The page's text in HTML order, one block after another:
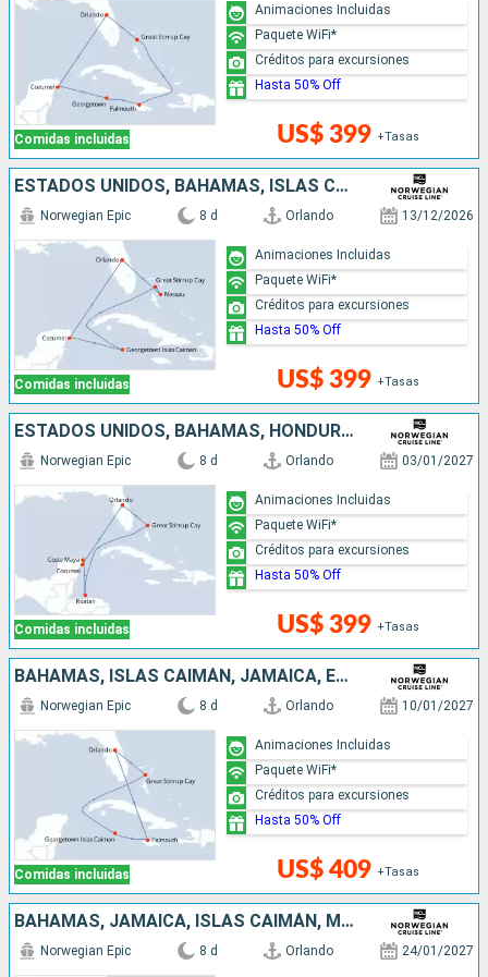
Comidas incluidas US$ 399 +Tasas
Animaciones Incluidas
Paquete WiFi*
Créditos para excursiones
Hasta 50% Off
ESTADOS UNIDOS, BAHAMAS, ISLAS CAIMÁN, MÉXICO
Comidas incluidas
Norwegian Epic 8 d Orlando 13/12/2026
US$ 399 +Tasas
Animaciones Incluidas
Paquete WiFi*
Créditos para excursiones
Hasta 50% Off
ESTADOS UNIDOS, BAHAMAS, HONDURAS, MÉXICO
Comidas incluidas
Norwegian Epic 8 d Orlando 03/01/2027
US$ 399 +Tasas
Animaciones Incluidas
Paquete WiFi*
Créditos para excursiones
Hasta 50% Off
BAHAMAS, ISLAS CAIMÁN, JAMAICA, ESTADOS UNIDOS
Comidas incluidas
Norwegian Epic 8 d Orlando 10/01/2027
US$ 409 +Tasas
Animaciones Incluidas
Paquete WiFi*
Créditos para excursiones
Hasta 50% Off
BAHAMAS, JAMAICA, ISLAS CAIMÁN, MÉXICO, ESTADOS UNIDOS
Norwegian Epic 8 d Orlando 24/01/2027